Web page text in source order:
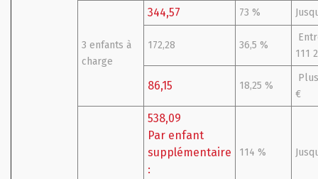
3 enfants à
charge
344,57 73 %
172,28 36,5 %
111
86,15 18,25 %
€
538,09
Par enfant
supplémentaire
:
114 %